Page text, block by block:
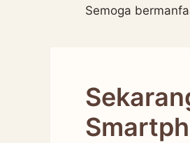
Semoga